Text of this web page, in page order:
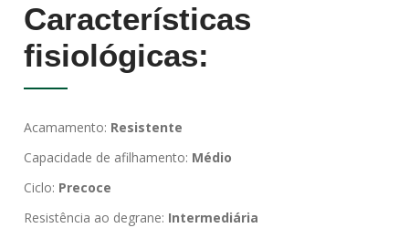
Características
fisiológicas:
Acamamento: Resistente
Capacidade de afilhamento: Médio
Ciclo: Precoce
Resistência ao degrane: Intermediária